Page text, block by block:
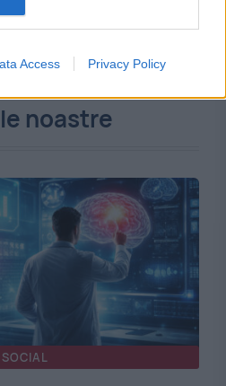
Access Privacy Policy
noastre
SOCIAL